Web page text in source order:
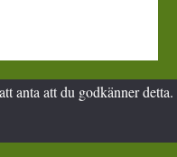
anta att du godkänner detta.